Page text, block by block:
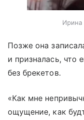
Ирина
Позже она
и призналась, что
без брекетов.
«Как мне
ощущение, как